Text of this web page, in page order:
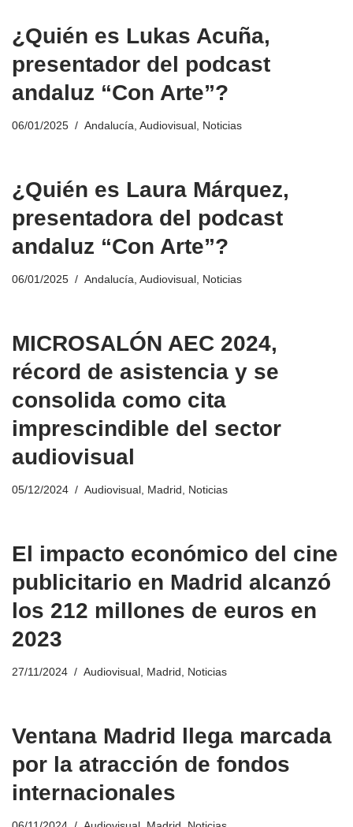
¿Quién es Lukas Acuña,
presentador del podcast
andaluz “Con Arte”?
06/01/2025 Andalucía Audiovisual Noticias
¿Quién es Laura Márquez,
presentadora del podcast
andaluz “Con Arte”?
06/01/2025 Andalucía Audiovisual Noticias
MICROSALÓN AEC 2024,
récord de asistencia y se
consolida como cita
imprescindible del sector
audiovisual
05/12/2024 Audiovisual Madrid Noticias
El impacto económico del cine
publicitario en Madrid alcanzó
los 212 millones de euros en
2023
27/11/2024 Audiovisual Madrid Noticias
Ventana Madrid llega marcada
por la atracción de fondos
internacionales